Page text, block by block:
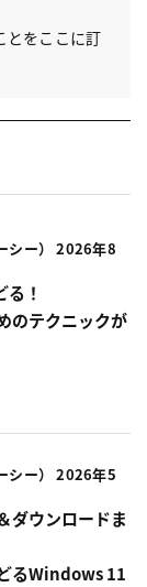
とをここに訂
シー） 2026年8
！
のテクニックが
シー） 2026年5
ダウンロードま
るWindows 11